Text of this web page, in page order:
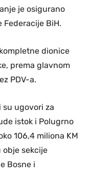
je osigurano
BiH.
dionice
prema glavnom
PDV-a.
su ugovori za
istok i Polugrno
106,4 miliona KM
obje sekcije
Bosne i